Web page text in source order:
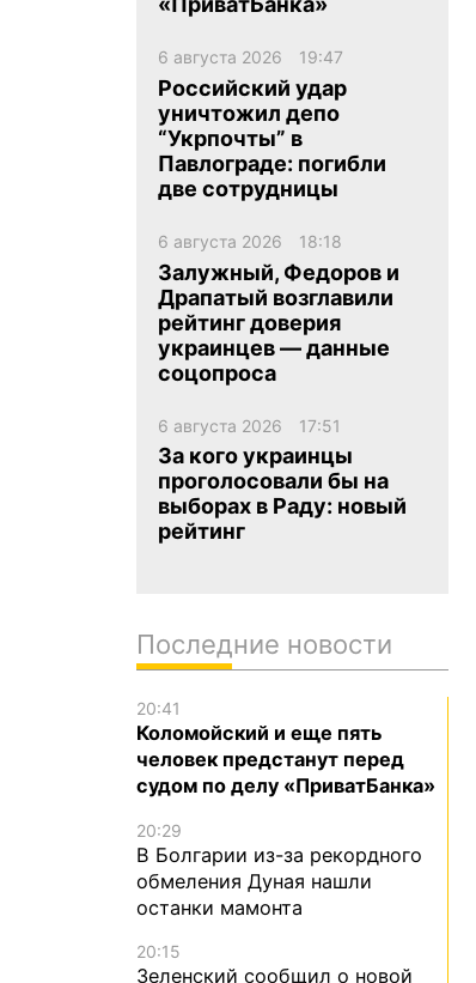
en
6 августа 2026 19:47
Российский удар
уничтожил депо
“Укрпочты” в
Павлограде: погибли
две сотрудницы
6 августа 2026 18:18
Залужный, Федоров и
Драпатый возглавили
рейтинг доверия
украинцев — данные
соцопроса
6 августа 2026 17:51
За кого украинцы
проголосовали бы на
выборах в Раду: новый
рейтинг
Последние новости
20:41
Коломойский и еще пять
человек предстанут перед
судом по делу «ПриватБанка»
20:29
В Болгарии из-за рекордного
обмеления Дуная нашли
останки мамонта
20:15
Зеленский сообщил о новой